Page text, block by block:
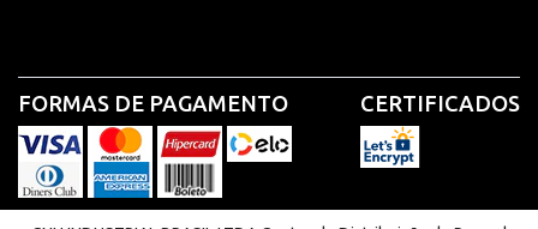
FORMAS DE PAGAMENTO CERTIFICADOS